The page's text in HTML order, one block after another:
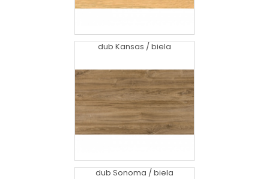
dub Kansas / biela
dub Sonoma / biela